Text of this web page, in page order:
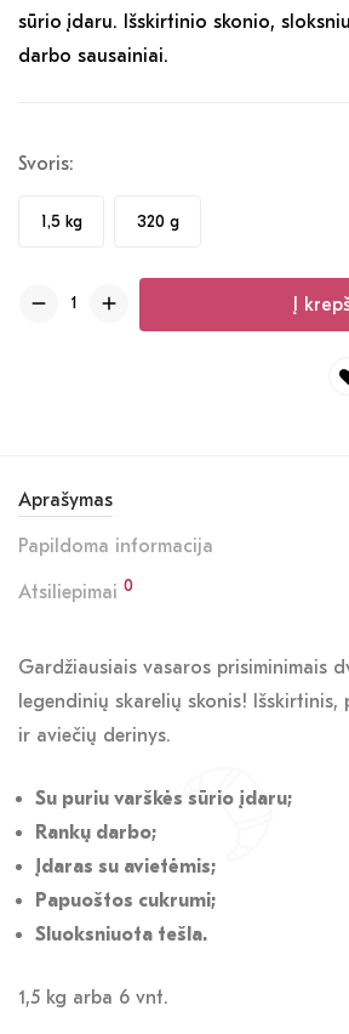
sūrio įdaru. Išskirtinio skonio,
darbo sausainiai.
Svoris:
1,5 kg 320 g
Į
Aprašymas
Papildoma informacija
Atsiliepimai 0
Gardžiausiais vasaros prisiminimais
legendinių skarelių skonis! Išskirtinis,
ir aviečių derinys.
Su puriu varškės sūrio įdaru;
Rankų darbo;
Įdaras su avietėmis;
Papuoštos cukrumi;
Sluoksniuota tešla.
1,5 kg arba 6 vnt.